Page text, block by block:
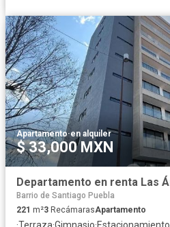
Apartamento·en alquiler
$ 33,000 MXN
Barrio de Santiago Puebla
221 m²3 RecámarasApartamento